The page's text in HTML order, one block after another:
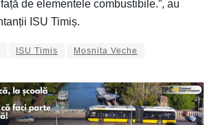
de elementele combustibile.”, au
ISU Timiș.
ISU Timis Mosnita Veche